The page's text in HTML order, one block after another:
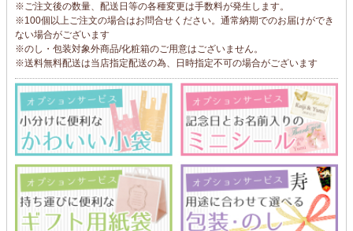
※ご注文後の数量、配送日等の各種変更は手数料が発生します。
※100個以上ご注文の場合はお問合せください。通常納期でのお届けができ
ない場合がございます
※のし・包装対象外商品/化粧箱のご用意はございません。
※送料無料配送は当店指定配送の為、日時指定不可の場合がございます